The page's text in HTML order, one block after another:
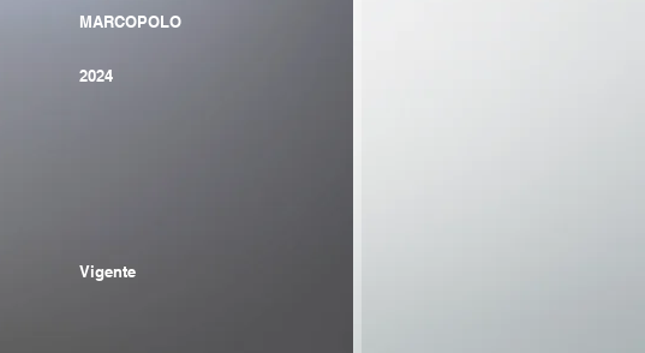
MARCOPOLO
2024
Vigente